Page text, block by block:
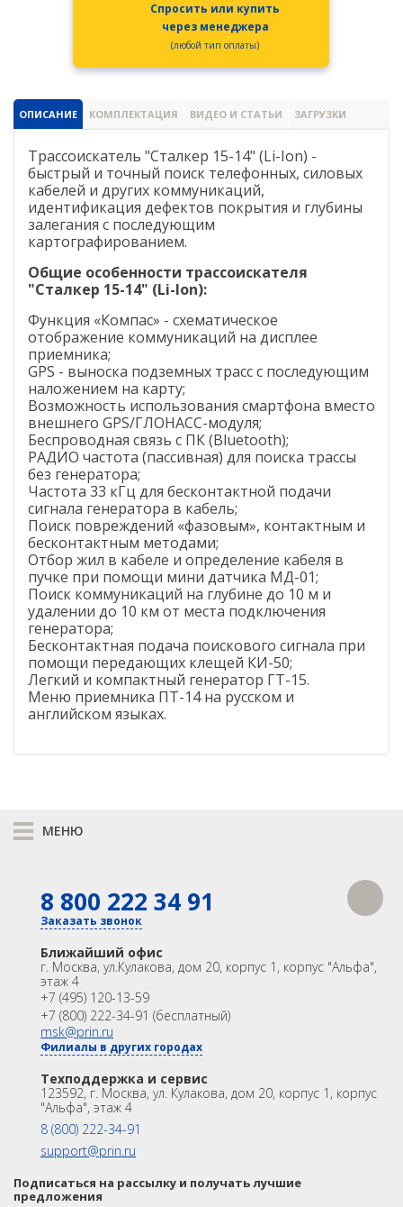
PrinCe
Pacific Crest
EFIX
Трассоискатели
RidGid
Сталкер
Техно-АС
Программы
PrinCe
Credo
Trimble
Spectra Precision
Agisoft
Аксессуары
Агро
САУ
Системы на экскаваторы
Системы на грейдеры
Системы на бульдозеры
БПЛА
Геоскан
DJI
InnoSpector
Гидрография
БПВА
ОЛЭ
МЛЭ
ADCP
ГБО
Датчик качества воды
Спросить или купить
через менеджера
(любой тип оплаты)
ОПИСАНИЕ КОМПЛЕКТАЦИЯ ВИДЕО И СТАТЬИ ЗАГРУЗКИ
Трассоискатель "Сталкер 15-14" (Li-Ion) -
быстрый и точный поиск телефонных, силовых
кабелей и других коммуникаций,
идентификация дефектов покрытия и глубины
залегания с последующим
картографированием.
Общие особенности трассоискателя
"Сталкер 15-14" (Li-Ion):
Функция «Компас» - схематическое
отображение коммуникаций на дисплее
приемника;
GPS - выноска подземных трасс с последующим
наложением на карту;
Возможность использования смартфона вместо
внешнего GPS/ГЛОНАСС-модуля;
Беспроводная связь с ПК (Bluetooth);
РАДИО частота (пассивная) для поиска трассы
без генератора;
Частота 33 кГц для бесконтактной подачи
сигнала генератора в кабель;
Поиск повреждений «фазовым», контактным и
бесконтактным методами;
Отбор жил в кабеле и определение кабеля в
пучке при помощи мини датчика МД-01;
Поиск коммуникаций на глубине до 10 м и
удалении до 10 км от места подключения
генератора;
Бесконтактная подача поискового сигнала при
помощи передающих клещей КИ-50;
Легкий и компактный генератор ГТ-15.
Меню приемника ПТ-14 на русском и
английском языках.
8 800 222 34 91
Заказать звонок
Ближайший офис
г. Москва, ул.Кулакова, дом 20, корпус 1, корпус "Альфа",
этаж 4
+7 (495) 120-13-59
+7 (800) 222-34-91 (бесплатный)
msk@prin.ru
Филиалы в других городах
Техподдержка и сервис
123592, г. Москва, ул. Кулакова, дом 20, корпус 1, корпус
"Альфа", этаж 4
8 (800) 222-34-91
support@prin.ru
МЕНЮ
КАТАЛОГ
GNSS
Модемы
Программы
Аксеcсуары
Распродажа
ИНФОРМАЦИЯ
Акции
Техподдержка и сервис
Университет
Партнёрам
О Компании
Подписаться на рассылку и получать лучшие
предложения